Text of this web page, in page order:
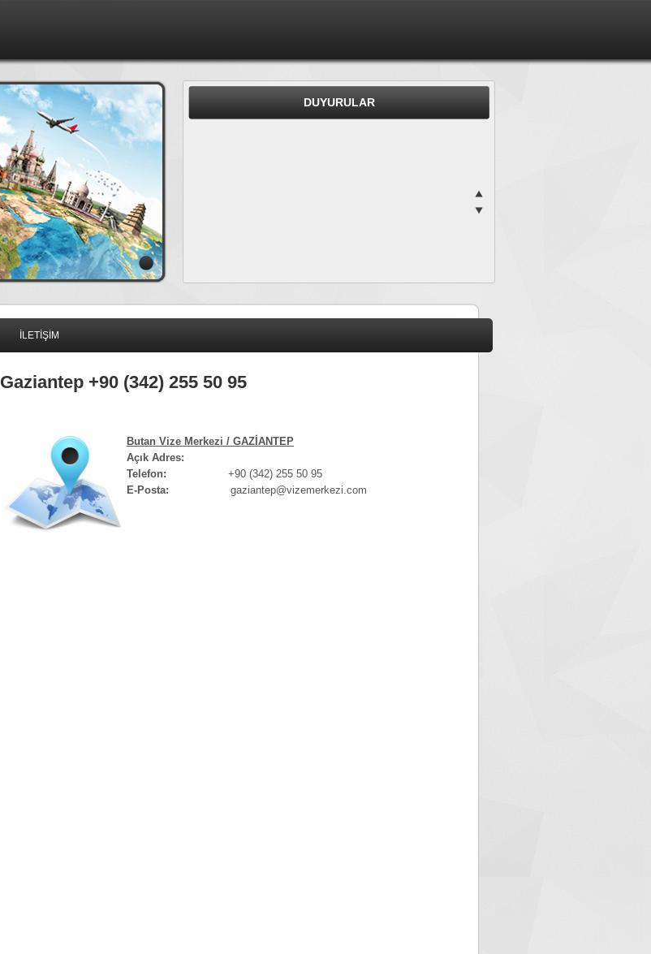
DUYURULAR
İLETİŞİM
Gaziantep +90 (342) 255 50 95
Butan Vize Merkezi / GAZİANTEP
Açık Adres:
Telefon: +90 (342) 255 50 95
E-Posta: gaziantep@vizemerkezi.com